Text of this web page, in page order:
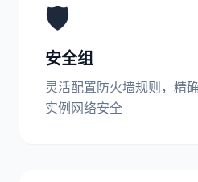
🛡️
安全组
灵活配置防火墙规则，精
实例网络安全